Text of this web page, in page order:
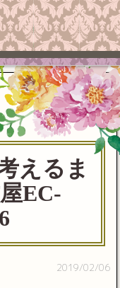
えるま
EC-
2019/02/06